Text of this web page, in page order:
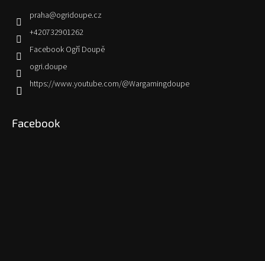
praha@ogridoupe.cz
+420732901262
Facebook Ogří Doupě
ogri.doupe
https://www.youtube.com/@Wargamingdoupe
Facebook